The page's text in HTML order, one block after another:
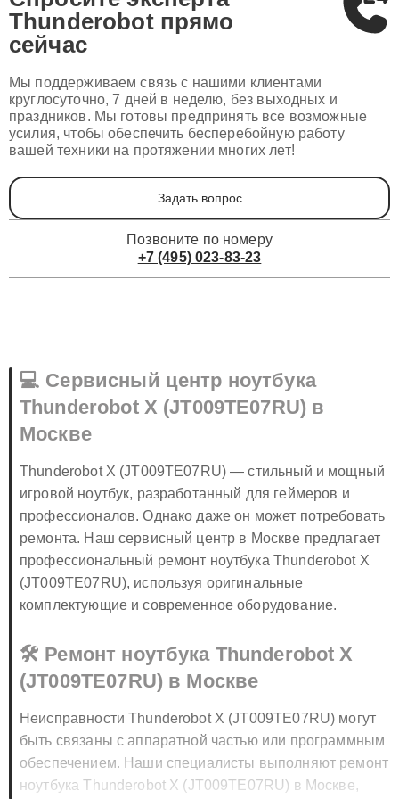
Thunderobot прямо
сейчас
Мы поддерживаем связь с нашими клиентами
круглосуточно, 7 дней в неделю, без выходных и
праздников. Мы готовы предпринять все возможные
усилия, чтобы обеспечить бесперебойную работу
вашей техники на протяжении многих лет!
Задать вопрос
Позвоните по номеру
+7 (495) 023-83-23
💻 Сервисный центр ноутбука
Thunderobot X (JT009TE07RU) в
Москве
Thunderobot X (JT009TE07RU) — стильный и мощный
игровой ноутбук, разработанный для геймеров и
профессионалов. Однако даже он может потребовать
ремонта. Наш сервисный центр в Москве предлагает
профессиональный ремонт ноутбука Thunderobot X
(JT009TE07RU), используя оригинальные
комплектующие и современное оборудование.
🛠️ Ремонт ноутбука Thunderobot X
(JT009TE07RU) в Москве
Неисправности Thunderobot X (JT009TE07RU) могут
быть связаны с аппаратной частью или программным
обеспечением. Наши специалисты выполняют ремонт
ноутбука Thunderobot X (JT009TE07RU) в Москве,